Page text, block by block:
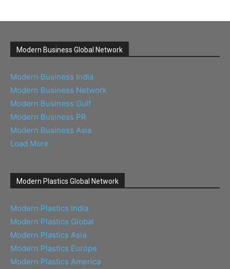
Modern Business Global Network
Modern Business India
Modern Business Network
Modern Business Gulf
Modern Business PR
Modern Business Asia
Load More
Modern Plastics Global Network
Modern Plastics India
Modern Plastics Global
Modern Plastics Asia
Modern Plastics Europe
Modern Plastics America